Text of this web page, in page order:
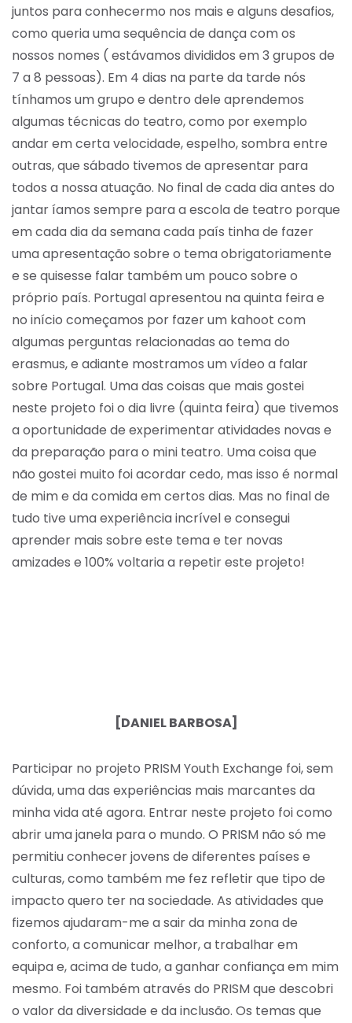
juntos para conhecermo nos mais e alguns desafios,
como queria uma sequência de dança com os
nossos nomes ( estávamos divididos em 3 grupos de
7 a 8 pessoas). Em 4 dias na parte da tarde nós
tínhamos um grupo e dentro dele aprendemos
algumas técnicas do teatro, como por exemplo
andar em certa velocidade, espelho, sombra entre
outras, que sábado tivemos de apresentar para
todos a nossa atuação. No final de cada dia antes do
jantar íamos sempre para a escola de teatro porque
em cada dia da semana cada país tinha de fazer
uma apresentação sobre o tema obrigatoriamente
e se quisesse falar também um pouco sobre o
próprio país. Portugal apresentou na quinta feira e
no início começamos por fazer um kahoot com
algumas perguntas relacionadas ao tema do
erasmus, e adiante mostramos um vídeo a falar
sobre Portugal. Uma das coisas que mais gostei
neste projeto foi o dia livre (quinta feira) que tivemos
a oportunidade de experimentar atividades novas e
da preparação para o mini teatro. Uma coisa que
não gostei muito foi acordar cedo, mas isso é normal
de mim e da comida em certos dias. Mas no final de
tudo tive uma experiência incrível e consegui
aprender mais sobre este tema e ter novas
amizades e 100% voltaria a repetir este projeto!
[DANIEL BARBOSA]
Participar no projeto PRISM Youth Exchange foi, sem
dúvida, uma das experiências mais marcantes da
minha vida até agora. Entrar neste projeto foi como
abrir uma janela para o mundo. O PRISM não só me
permitiu conhecer jovens de diferentes países e
culturas, como também me fez refletir que tipo de
impacto quero ter na sociedade. As atividades que
fizemos ajudaram-me a sair da minha zona de
conforto, a comunicar melhor, a trabalhar em
equipa e, acima de tudo, a ganhar confiança em mim
mesmo. Foi também através do PRISM que descobri
o valor da diversidade e da inclusão. Os temas que